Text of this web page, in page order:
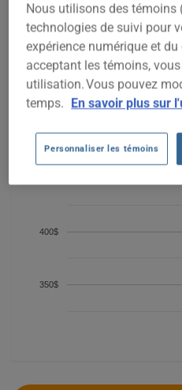
Essayez un autre modèle ou
commencez une soumission
Pour trouver la meilleur
EXPEDITION 2003, il est plus
comparer les options
350$
400$
Nous utilisons des témoins
technologies de suivi pour
expérience numérique et
acceptant les témoins,
utilisation. Vous pouvez
temps. En savoir plus sur
Personnaliser les témoins